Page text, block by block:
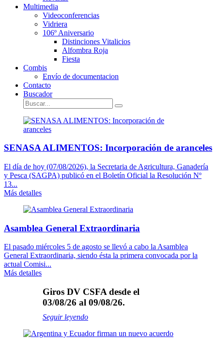
Multimedia
Videoconferencias
Vidriera
106º Aniversario
Distinciones Vitalicios
Alfombra Roja
Fiesta
Combis
Envío de documentacion
Contacto
Buscador
SENASA ALIMENTOS: Incorporación de aranceles
El día de hoy (07/08/2026), la Secretaria de Agricultura, Ganadería
y Pesca (SAGPA) publicó en el Boletín Oficial la Resolución Nº
13...
Más detalles
Asamblea General Extraordinaria
El pasado miércoles 5 de agosto se llevó a cabo la Asamblea
General Extraordinaria, siendo ésta la primera convocada por la
actual Comisi...
Más detalles
Giros DV CSFA desde el
03/08/26 al 09/08/26.
Seguir leyendo